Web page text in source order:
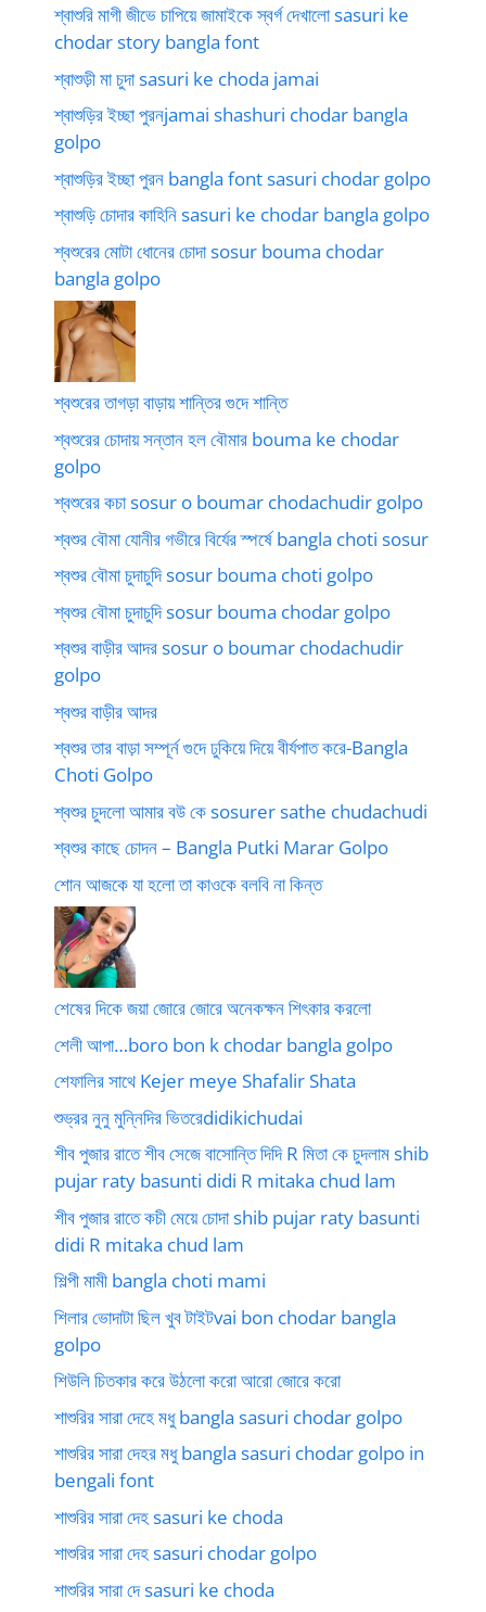
শ্বাশুরি মাগী জীভে চাপিয়ে জামাইকে স্বর্গ দেখালো sasuri ke
chodar story bangla font
শ্বাশুড়ী মা চুদা sasuri ke choda jamai
শ্বাশুড়ির ইচ্ছা পুরনjamai shashuri chodar bangla
golpo
শ্বাশুড়ির ইচ্ছা পুরন bangla font sasuri chodar golpo
শ্বাশুড়ি চোদার কাহিনি sasuri ke chodar bangla golpo
শ্বশুরের মোটা ধোনের চোদা sosur bouma chodar
bangla golpo
শ্বশুরের তাগড়া বাড়ায় শান্তির গুদে শান্তি
শ্বশুরের চোদায় সন্তান হল বৌমার bouma ke chodar
golpo
শ্বশুরের কচা sosur o boumar chodachudir golpo
শ্বশুর বৌমা যোনীর গভীরে বির্যের স্পর্ষে bangla choti sosur
শ্বশুর বৌমা চুদাচুদি sosur bouma choti golpo
শ্বশুর বৌমা চুদাচুদি sosur bouma chodar golpo
শ্বশুর বাড়ীর আদর sosur o boumar chodachudir
golpo
শ্বশুর বাড়ীর আদর
শ্বশুর তার বাড়া সম্পূর্ন গুদে ঢুকিয়ে দিয়ে বীর্যপাত করে-Bangla
Choti Golpo
শ্বশুর চুদলো আমার বউ কে sosurer sathe chudachudi
শ্বশুর কাছে চোদন – Bangla Putki Marar Golpo
শোন আজকে যা হলো তা কাওকে বলবি না কিন্ত
শেষের দিকে জয়া জোরে জোরে অনেকক্ষন শিৎকার করলো
শেলী আপা…boro bon k chodar bangla golpo
শেফালির সাথে Kejer meye Shafalir Shata
শুভ্রর নুনু মুন্নিদির ভিতরেdidikichudai
শীব পুজার রাতে শীব সেজে বাসোন্তি দিদি R মিতা কে চুদলাম shib
pujar raty basunti didi R mitaka chud lam
শীব পুজার রাতে কচী মেয়ে চোদা shib pujar raty basunti
didi R mitaka chud lam
শিল্পী মামী bangla choti mami
শিলার ভোদাটা ছিল খুব টাইটvai bon chodar bangla
golpo
শিউলি চিতকার করে উঠলো করো আরো জোরে করো
শাশুরির সারা দেহে মধু bangla sasuri chodar golpo
শাশুরির সারা দেহর মধু bangla sasuri chodar golpo in
bengali font
শাশুরির সারা দেহ sasuri ke choda
শাশুরির সারা দেহ sasuri chodar golpo
শাশুরির সারা দে sasuri ke choda